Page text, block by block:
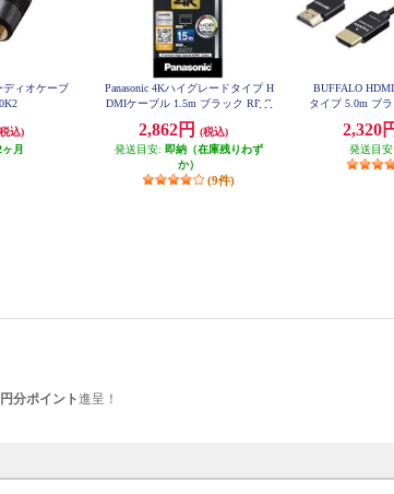
ィオケーブ
込)
ヶ月
Panasonic 4Kハイグレードタイプ H
DMIケーブル 1.5m ブラック RP-C
2,862円
(税込)
発送目安: 即納（在庫残りわず
か）
(9件)
BUFFALO
タイプ 5.0m ブ
2,320
発送目安:
分ポイント進呈！